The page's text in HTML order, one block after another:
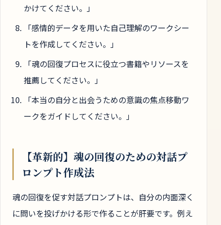
かけてください。」
「感情的データを用いた自己理解のワークシー
トを作成してください。」
「魂の回復プロセスに役立つ書籍やリソースを
推薦してください。」
「本当の自分と出会うための意識の焦点移動ワ
ークをガイドしてください。」
【革新的】魂の回復のための対話プ
ロンプト作成法
魂の回復を促す対話プロンプトは、自分の内面深く
に問いを投げかける形で作ることが肝要です。例え